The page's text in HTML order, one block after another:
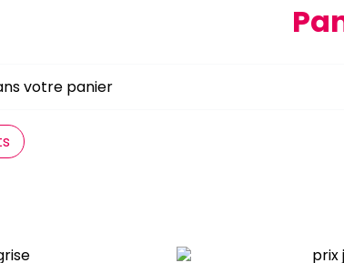
votre panier